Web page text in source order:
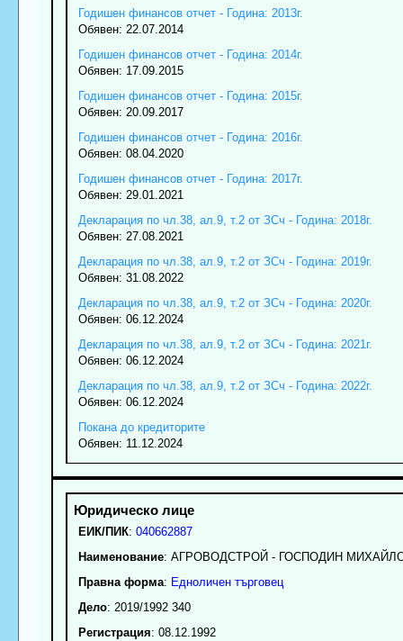
Годишен финансов отчет - Година: 2013г.
Обявен: 22.07.2014
Годишен финансов отчет - Година: 2014г.
Обявен: 17.09.2015
Годишен финансов отчет - Година: 2015г.
Обявен: 20.09.2017
Годишен финансов отчет - Година: 2016г.
Обявен: 08.04.2020
Годишен финансов отчет - Година: 2017г.
Обявен: 29.01.2021
Декларация по чл.38, ал.9, т.2 от ЗСч - Година: 2018г.
Обявен: 27.08.2021
Декларация по чл.38, ал.9, т.2 от ЗСч - Година: 2019г.
Обявен: 31.08.2022
Декларация по чл.38, ал.9, т.2 от ЗСч - Година: 2020г.
Обявен: 06.12.2024
Декларация по чл.38, ал.9, т.2 от ЗСч - Година: 2021г.
Обявен: 06.12.2024
Декларация по чл.38, ал.9, т.2 от ЗСч - Година: 2022г.
Обявен: 06.12.2024
Покана до кредиторите
Обявен: 11.12.2024
ЕИК/ПИК: 040662887
Наименование: АГРОВОДСТРОЙ - ГОСПОДИН
Правна форма: Едноличен търговец
Дело: 2019/1992 340
Регистрация: 08.12.1992